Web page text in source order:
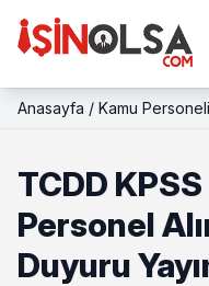
Anasayfa / Kamu Personeli
TCDD
Personel
Duyuru